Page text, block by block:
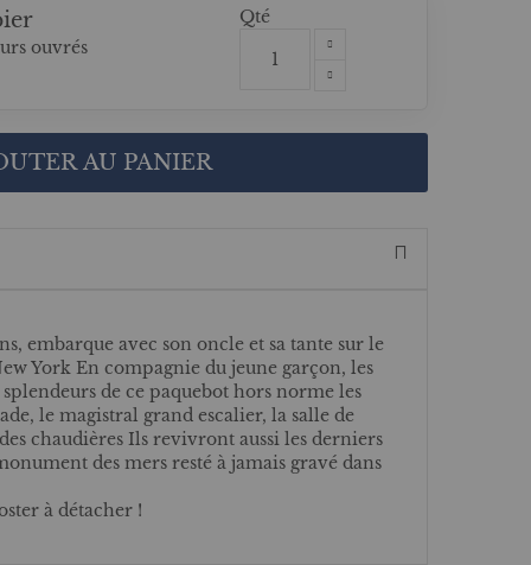
ouvrés
Qté
AU PANIER
embarque avec son oncle et sa tante sur le
York En compagnie du jeune garçon, les
de ce paquebot hors norme les
le magistral grand escalier, la salle de
chaudières Ils revivront aussi les derniers
des mers resté à jamais gravé dans
à détacher !